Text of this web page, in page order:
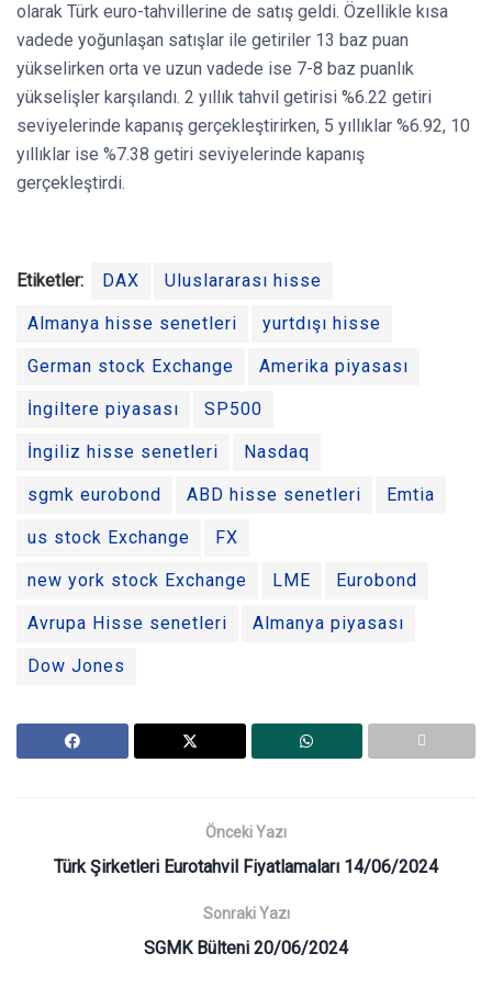
olarak Türk euro-tahvillerine de satış geldi. Özellikle kısa
vadede yoğunlaşan satışlar ile getiriler 13 baz puan
yükselirken orta ve uzun vadede ise 7-8 baz puanlık
yükselişler karşılandı. 2 yıllık tahvil getirisi %6.22 getiri
seviyelerinde kapanış gerçekleştirirken, 5 yıllıklar %6.92, 10
yıllıklar ise %7.38 getiri seviyelerinde kapanış
gerçekleştirdi.
Etiketler: DAX Uluslararası hisse
Almanya hisse senetleri yurtdışı hisse
German stock Exchange Amerika piyasası
İngiltere piyasası SP500
İngiliz hisse senetleri Nasdaq
sgmk eurobond ABD hisse senetleri Emtia
us stock Exchange FX
new york stock Exchange LME Eurobond
Avrupa Hisse senetleri Almanya piyasası
Dow Jones
Önceki Yazı
Türk Şirketleri Eurotahvil Fiyatlamaları 14/06/2024
Sonraki Yazı
SGMK Bülteni 20/06/2024